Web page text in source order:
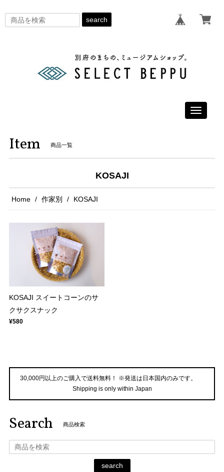
search
Toggle
Item 商品一覧
KOSAJI
Home 作家別 KOSAJI
KOSAJI スイートコーンのサ
クサクスナック
¥580
30,000円以上のご購入で送料無料！ ※発送は日本国内のみです。
Shipping is only within Japan
Search 商品検索
search